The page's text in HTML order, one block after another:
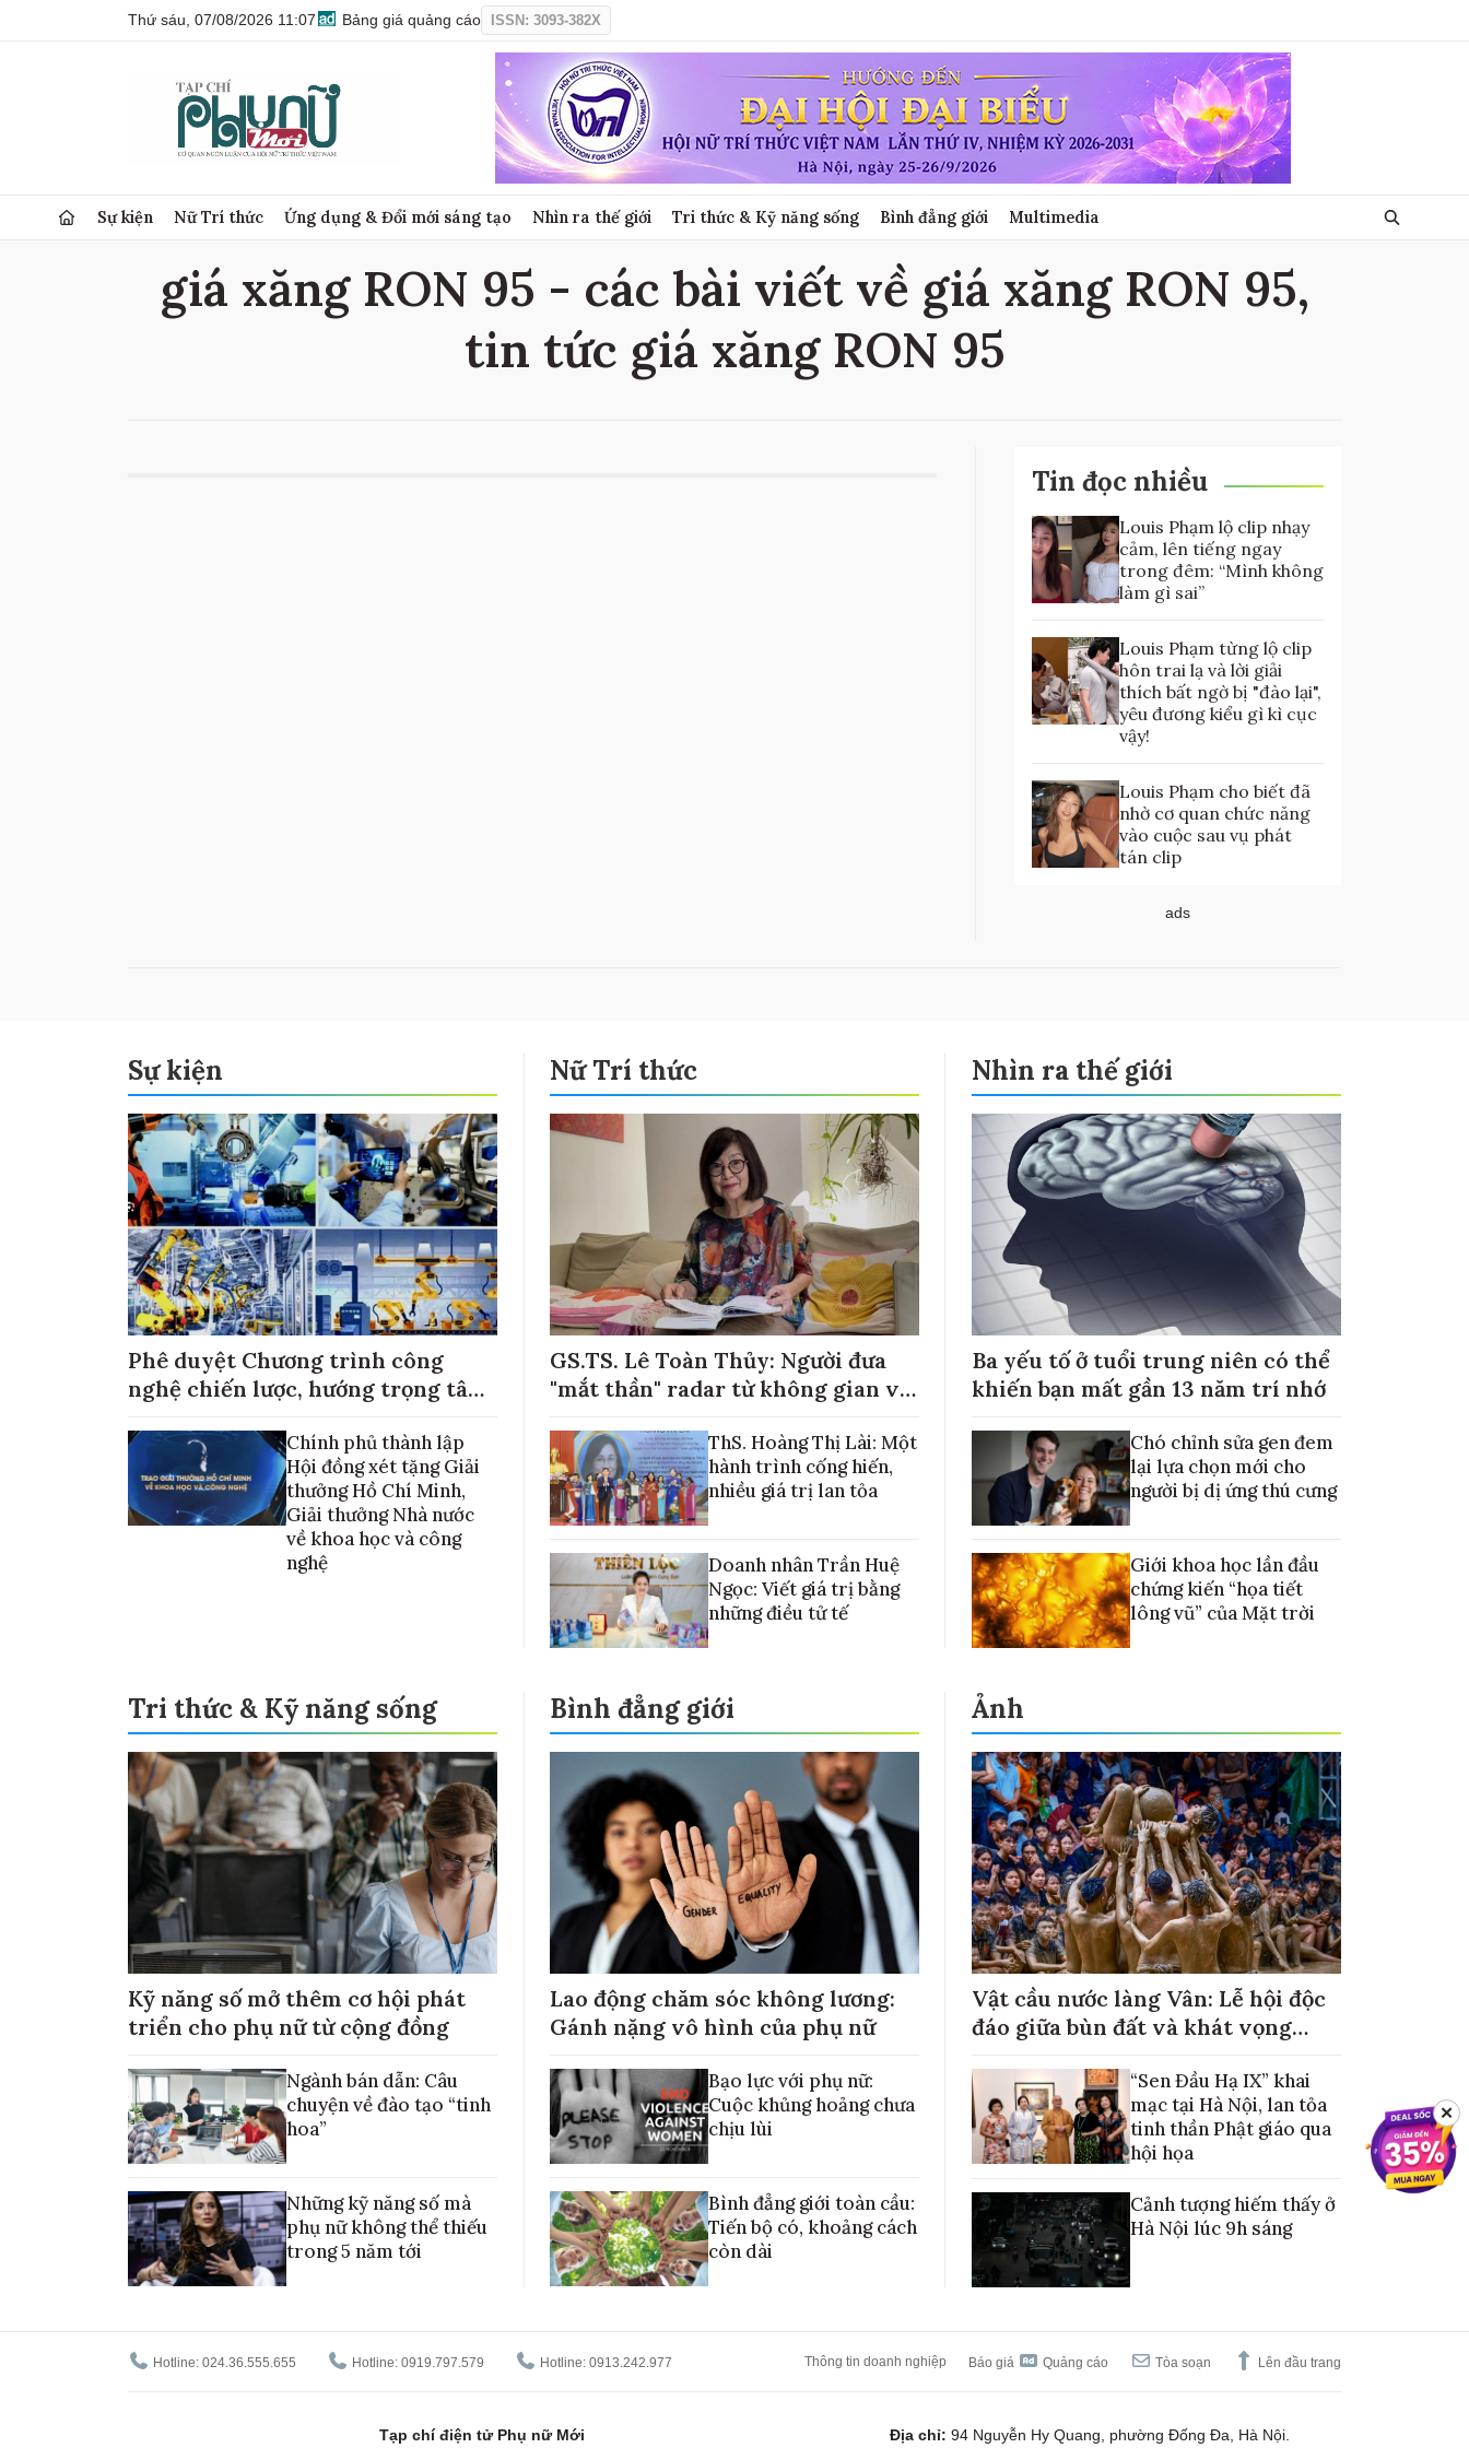
Thứ sáu, 07/08/2026 11:07 Bảng giá quảng cáo ISSN: 3093-382X
Sự kiện Nữ Trí thức Ứng dụng & Đổi mới sáng tạo Nhìn ra thế giới Tri thức & Kỹ năng sống Bình đẳng giới Multimedia
giá xăng RON 95 - các bài viết về giá xăng RON 95,
tin tức giá xăng RON 95
Tin đọc nhiều
Louis Phạm lộ clip nhạy
cảm, lên tiếng ngay
trong đêm: “Mình không
làm gì sai”
Louis Phạm từng lộ clip
hôn trai lạ và lời giải
thích bất ngờ bị "đào lại",
yêu đương kiểu gì kì cục
vậy!
Louis Phạm cho biết đã
nhờ cơ quan chức năng
vào cuộc sau vụ phát
tán clip
ads
Sự kiện
Phê duyệt Chương trình công
nghệ chiến lược, hướng trọng tâm
Chính phủ thành lập
Hội đồng xét tặng Giải
thưởng Hồ Chí Minh,
Giải thưởng Nhà nước
về khoa học và công
nghệ
Nữ Trí thức
GS.TS. Lê Toàn Thủy: Người đưa
"mắt thần" radar từ không gian về
ThS. Hoàng Thị Lài: Một
hành trình cống hiến,
nhiều giá trị lan tỏa
Doanh nhân Trần Huệ
Ngọc: Viết giá trị bằng
những điều tử tế
Nhìn ra thế giới
Ba yếu tố ở tuổi trung niên có thể
khiến bạn mất gần 13 năm trí nhớ
Chó chỉnh sửa gen đem
lại lựa chọn mới cho
người bị dị ứng thú cưng
Giới khoa học lần đầu
chứng kiến “họa tiết
lông vũ” của Mặt trời
Tri thức & Kỹ năng sống
Kỹ năng số mở thêm cơ hội phát
triển cho phụ nữ từ cộng đồng
Ngành bán dẫn: Câu
chuyện về đào tạo “tinh
hoa”
Những kỹ năng số mà
phụ nữ không thể thiếu
trong 5 năm tới
Bình đẳng giới
Lao động chăm sóc không lương:
Gánh nặng vô hình của phụ nữ
Bạo lực với phụ nữ:
Cuộc khủng hoảng chưa
chịu lùi
Bình đẳng giới toàn cầu:
Tiến bộ có, khoảng cách
còn dài
Ảnh
Vật cầu nước làng Vân: Lễ hội độc
đáo giữa bùn đất và khát vọng
“Sen Đầu Hạ IX” khai
mạc tại Hà Nội, lan tỏa
tinh thần Phật giáo qua
hội họa
Cảnh tượng hiếm thấy ở
Hà Nội lúc 9h sáng
Hotline: 024.36.555.655 Hotline: 0919.797.579 Hotline: 0913.242.977 Thông tin doanh nghiệp Báo giá Quảng cáo Tòa soạn Lên đầu trang
Tạp chí điện tử Phụ nữ Mới
Địa chỉ: 94 Nguyễn Hy Quang, phường Đống Đa, Hà Nội.
✕